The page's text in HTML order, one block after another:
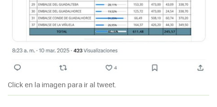
Click en la imagen para ir al tweet.